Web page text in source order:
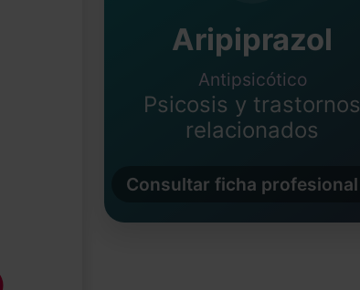
Aripiprazol
Antipsicótico
Psicosis y trastornos
relacionados
Consultar ficha profesional